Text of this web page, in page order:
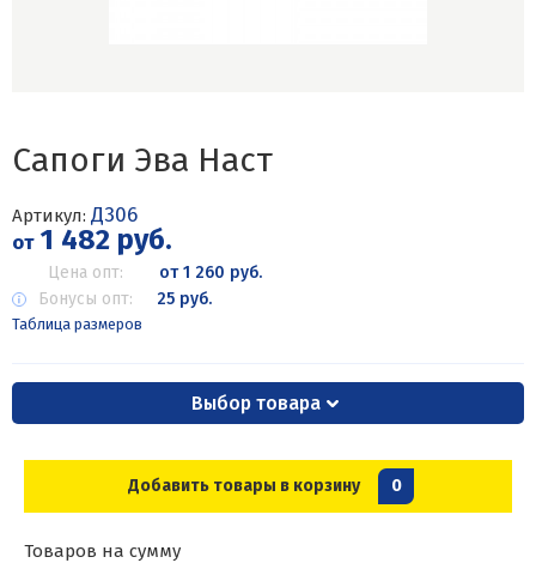
Сапоги Эва Наст
Артикул: Д306
от1 482 руб.
Цена опт:
от 1 260 руб.
Бонусы опт:
25 руб.
Таблица размеров
Выбор товара
Добавить товары в корзину 0
Товаров на сумму